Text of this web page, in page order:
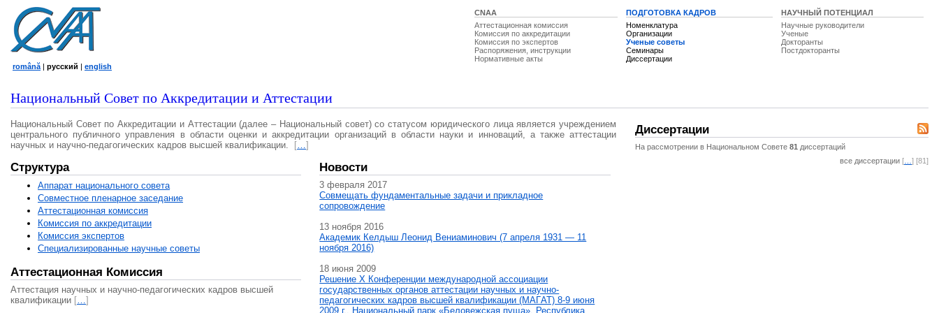
CNAA
Аттестационная комиссия
Комиссия по аккредитации
Комиссия по экспертов
Распоряжения, инструкции
Нормативные акты
ПОДГОТОВКА КАДРОВ
Номенклатура
Организации
Ученые советы
Семинары
Диссертации
НАУЧНЫЙ ПОТЕНЦИАЛ
Научные руководители
Ученые
Докторанты
Постдокторанты
română | русский | english
Национальный Совет по Аккредитации и Аттестации
Национальный Совет по Аккредитации и Аттестации (далее – Национальный совет) со статусом юридического лица является учреждением
центрального публичного управления в области оценки и аккредитации организаций в области науки и инноваций, а также аттестации
научных и научно-педагогических кадров высшей квалификации.
[…]
Структура
Аппарат национального совета
Совместное пленарное заседание
Аттестационная комисcия
Комиссия по аккредитации
Комиссия экспертов
Специализированные научные советы
Аттестационная Комиссия
Аттестация научных и научно-педагогических кадров высшей
квалификации […]
Новости
3 февраля 2017
Совмещать фундаментальные задачи и прикладное
сопровождение
13 ноября 2016
Академик Келдыш Леонид Вениаминович (7 апреля 1931 — 11
ноября 2016)
18 июня 2009
Решение X Конференции международной ассоциации
государственных органов аттестации научных и научно-
педагогических кадров высшей квалификации (МАГAT) 8-9 июня
2009 г., Национальный парк «Беловежская пуща», Республика
Диссертации
На рассмотрении в Национальном Совете 81 диссертаций
все диссертации [ ] [81]